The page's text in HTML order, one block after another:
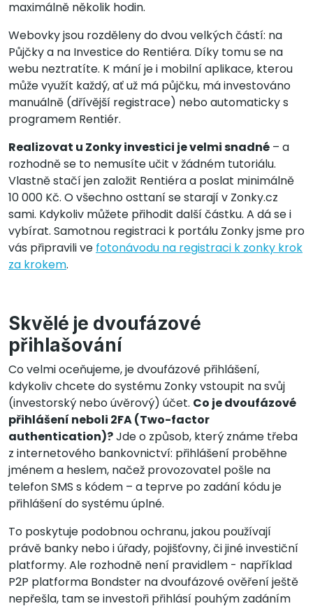
maximálně několik hodin.
Webovky jsou rozděleny do dvou velkých částí: na
Půjčky a na Investice do Rentiéra. Díky tomu se na
webu neztratíte. K mání je i mobilní aplikace, kterou
může využít každý, ať už má půjčku, má investováno
manuálně (dřívější registrace) nebo automaticky s
programem Rentiér.
Realizovat u Zonky investici je velmi snadné – a
rozhodně se to nemusíte učit v žádném tutoriálu.
Vlastně stačí jen založit Rentiéra a poslat minimálně
10 000 Kč. O všechno osttaní se starají v Zonky.cz
sami. Kdykoliv můžete přihodit další částku. A dá se i
vybírat. Samotnou registraci k portálu Zonky jsme pro
vás připravili ve fotonávodu na registraci k zonky krok
za krokem.
Skvělé je dvoufázové
přihlašování
Co velmi oceňujeme, je dvoufázové přihlášení,
kdykoliv chcete do systému Zonky vstoupit na svůj
(investorský nebo úvěrový) účet. Co je dvoufázové
přihlášení neboli 2FA (Two-factor
authentication)?Jde o způsob, který známe třeba
z internetového bankovnictví: přihlášení proběhne
jménem a heslem, načež provozovatel pošle na
telefon SMS s kódem – a teprve po zadání kódu je
přihlášení do systému úplné.
To poskytuje podobnou ochranu, jakou používají
právě banky nebo i úřady, pojišťovny, či jiné investiční
platformy. Ale rozhodně není pravidlem - například
P2P platforma Bondster na dvoufázové ověření ještě
nepřešla, tam se investoři přihlásí pouhým zadáním